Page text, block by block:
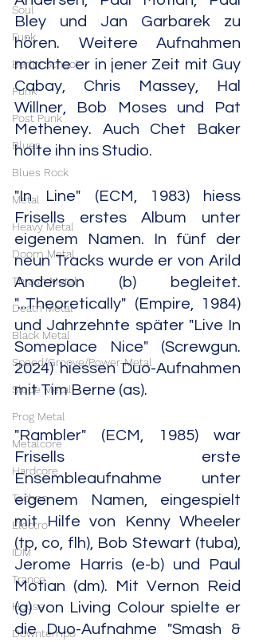
Soul
Funk
Berlin School
Punk
Post Punk
Blues
Blues Rock
Metal
Heavy Metal
Doom Metal
Thrash Metal
Death Metal
Black Metal
Speed/Groove/Power-Metal
Slude Metal
Prog Metal
Metalcore
Hardcore
Techno
Electro
IDM
Trance
House
Downtempo
Bley und Jan Garbarek zu
hören. Weitere Aufnahmen
machte er in jener Zeit mit Guy
Cabay, Chris Massey, Hal
Willner, Bob Moses und Pat
Metheney. Auch Chet Baker
holte ihn ins Studio.
"In Line" (ECM, 1983) hiess
Frisells erstes Album unter
eigenem Namen. In fünf der
neun Tracks wurde er von Arild
Anderson (b) begleitet.
"...Theoretically" (Empire, 1984)
und Jahrzehnte später "Live In
Someplace Nice" (Screwgun.
2024) hiessen Duo-Aufnahmen
mit Tim Berne (as).
"Rambler" (ECM, 1985) war
Frisells erste
Ensembleaufnahme unter
eigenem Namen, eingespielt
mit Hilfe von Kenny Wheeler
(tp, co, flh), Bob Stewart (tuba),
Jerome Harris (e-b) und Paul
Motian (dm). Mit Vernon Reid
(g) von Living Colour spielte er
die Duo-Aufnahme "Smash &